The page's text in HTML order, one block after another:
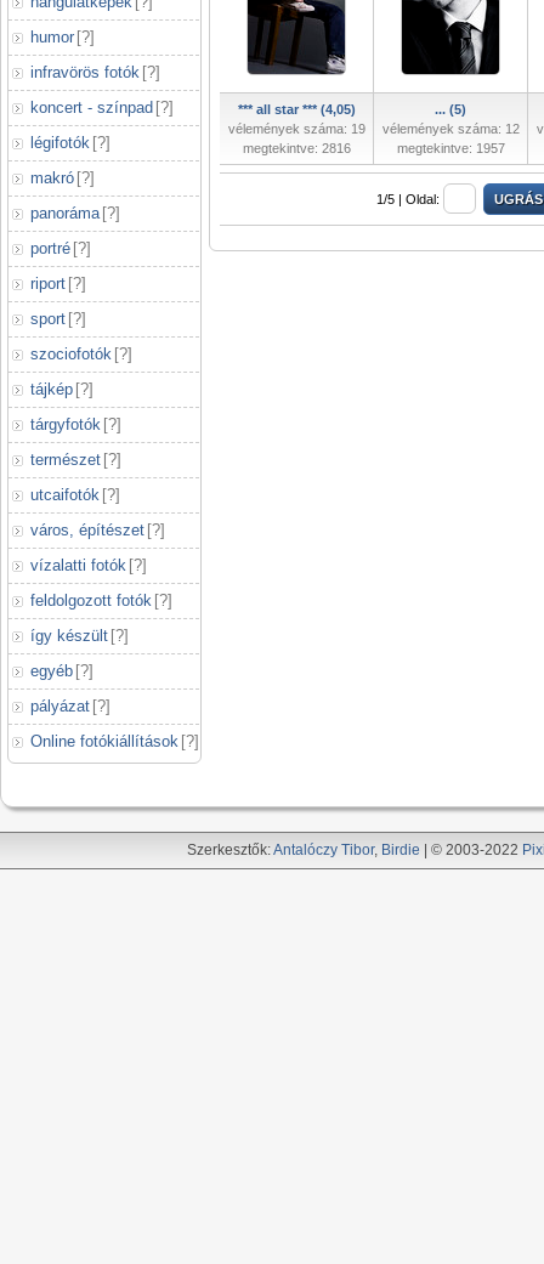
humor [?]
infravörös fotók [?]
koncert - színpad [?]
légifotók [?]
makró [?]
panoráma [?]
portré [?]
riport [?]
sport [?]
szociofotók [?]
tájkép [?]
tárgyfotók [?]
természet [?]
utcaifotók [?]
város, építészet [?]
vízalatti fotók [?]
feldolgozott fotók [?]
így készült [?]
egyéb [?]
pályázat [?]
Online fotókiállítások [?]
*** all star *** (4,05)
vélemények száma: 19
megtekintve: 2816
... (5)
vélemények száma: 12
megtekintve: 1957
1/5 | Oldal:
Szerkesztők:Antalóczy Tibor, Birdie | © 2003-2022